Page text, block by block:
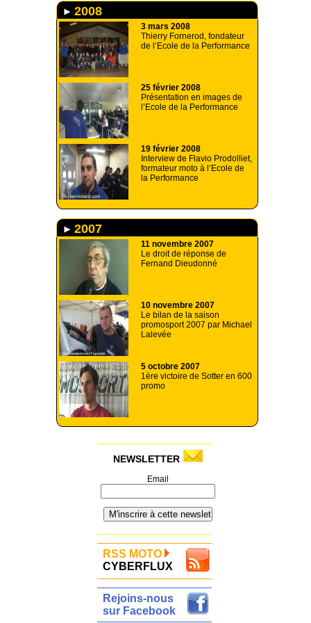
2008
3 mars 2008
Thierry Fornerod, fondateur
de l’Ecole de la Performance
25 février 2008
Présentation en images de
l’Ecole de la Performance
19 février 2008
Interview de Flavio Prodolliet,
formateur moto à l’Ecole de
la Performance
2007
11 novembre 2007
Le droit de réponse de
Fernand Dieudonné
10 novembre 2007
Le bilan de la saison
promosport 2007 par Michael
Lalevée
5 octobre 2007
1ère victoire de Sotter en 600
promo
NEWSLETTER
Email
RSS MOTO
CYBERFLUX
Rejoins-nous
sur Facebook